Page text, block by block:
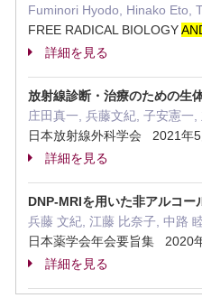
Fuminori Hyodo, Hinako Eto,
FREE RADICAL BIOLOGY
詳細を見る
放射線診断・治療のための生
庄田真一, 兵藤文紀, 子安憲一
日本放射線外科学会 2021年5
詳細を見る
DNP-MRIを用いた非アルコー
兵藤 文紀, 江藤 比奈子, 中路
日本薬学会年会要旨集 2020
詳細を見る